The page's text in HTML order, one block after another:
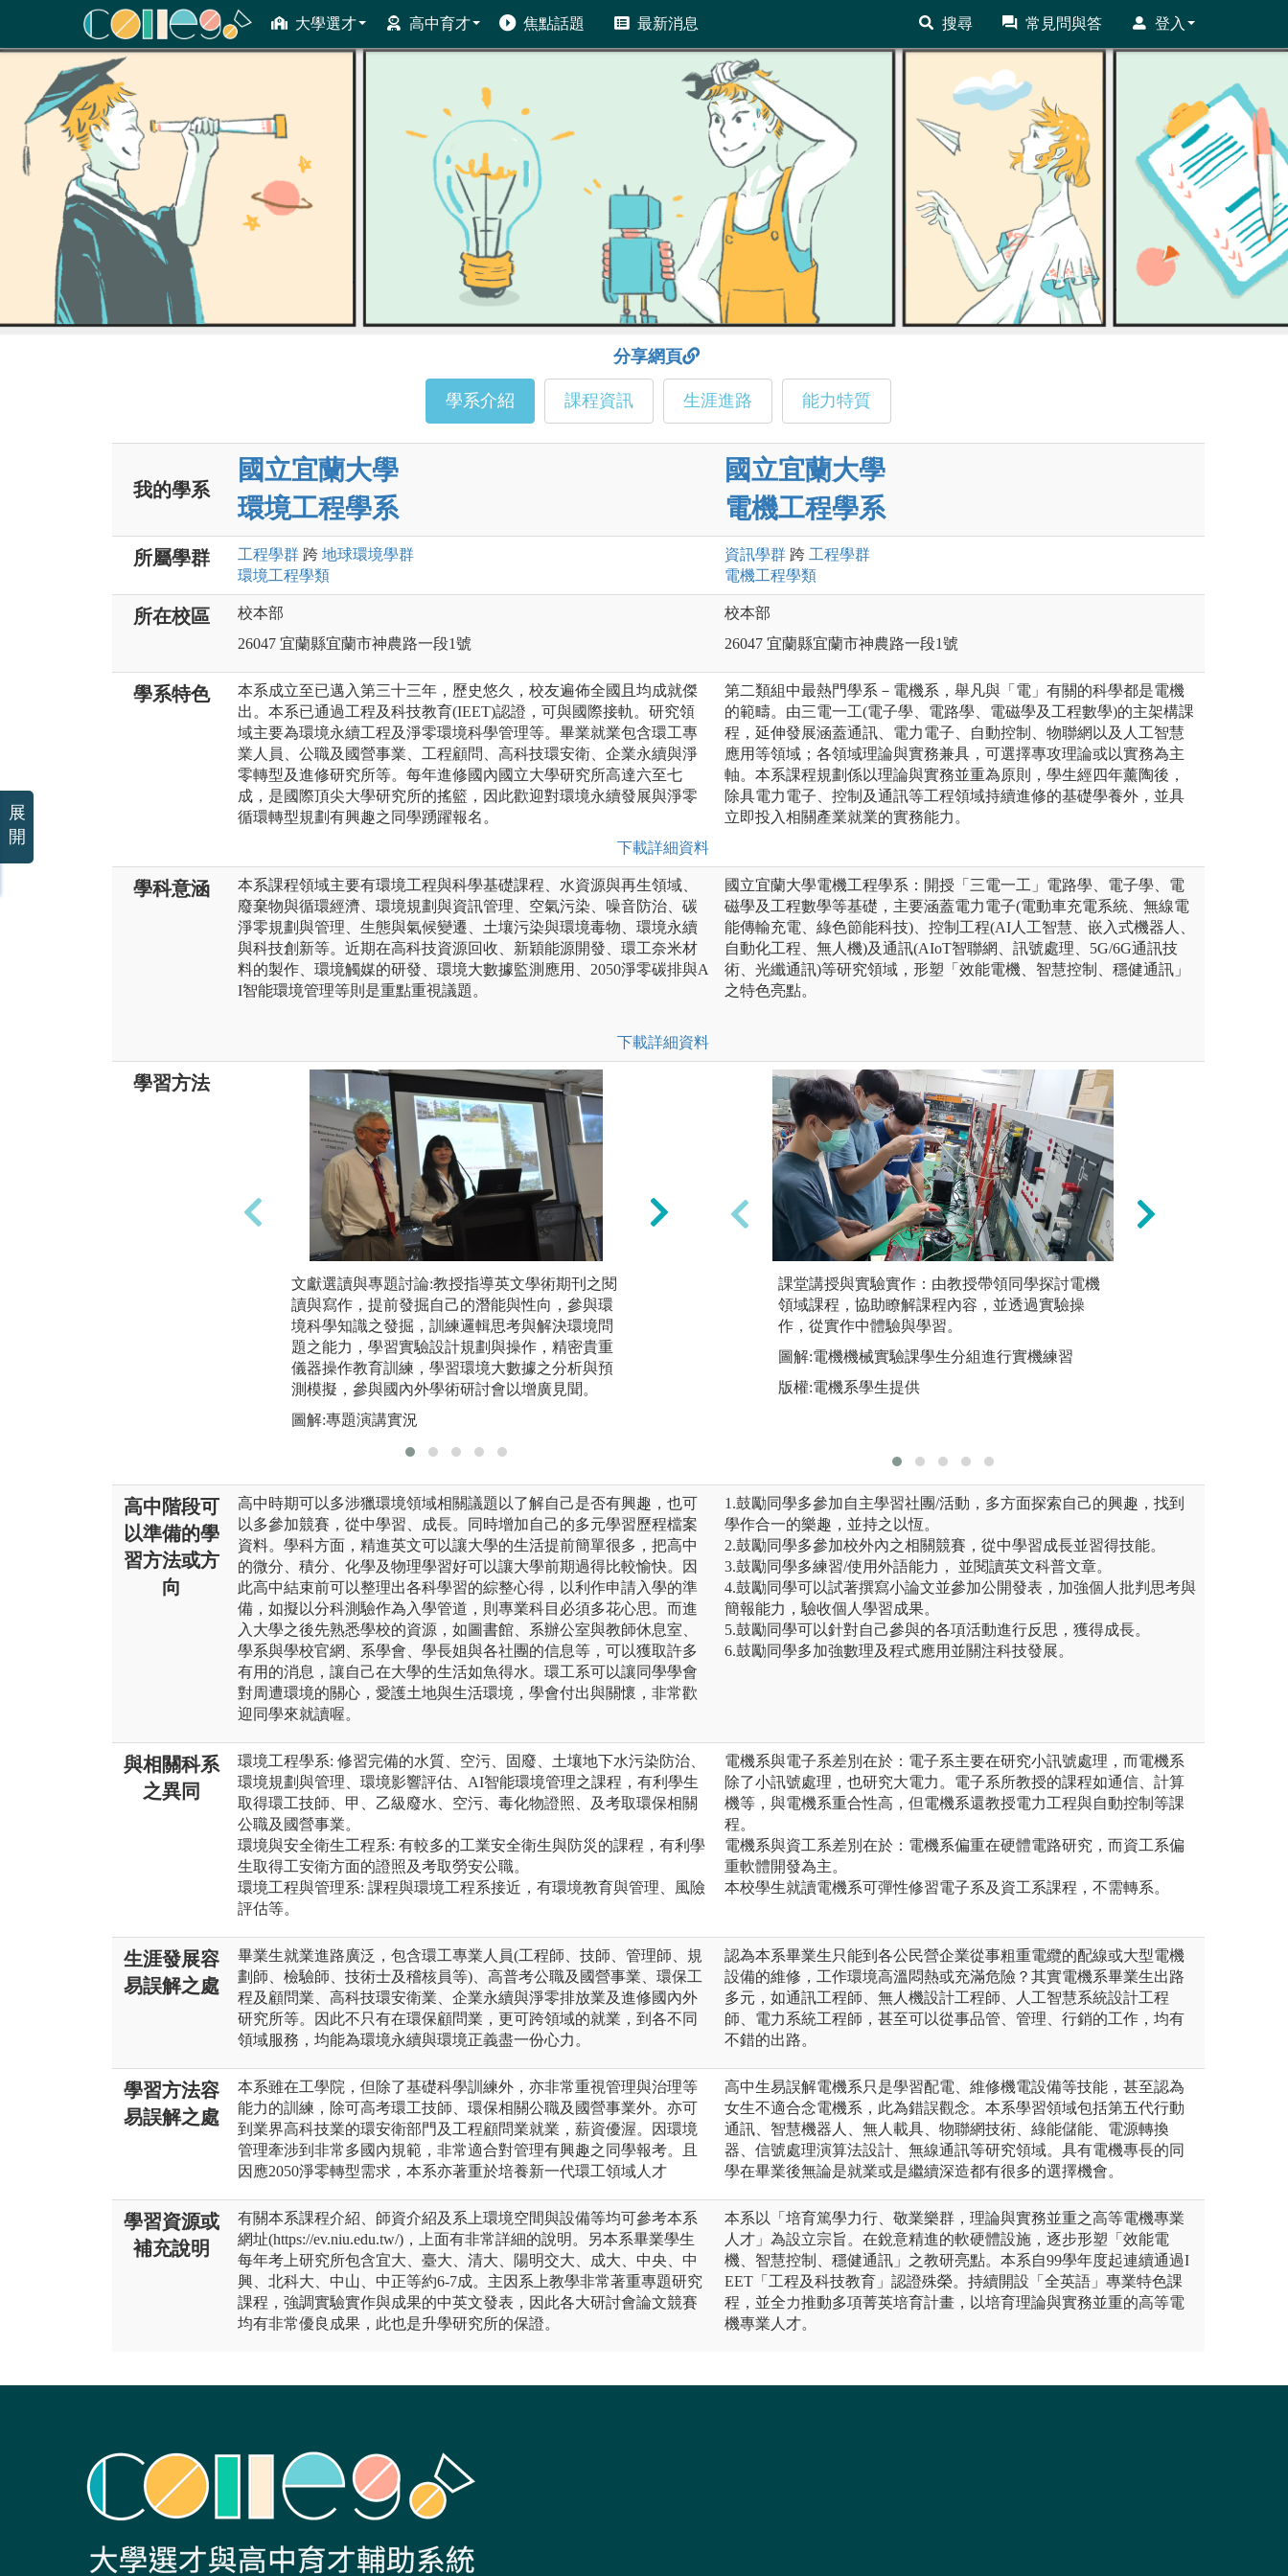
大學選才 高中育才 焦點話題 最新消息 搜尋 常見問與答 登入
ColleGo! 大學選才與高中育才輔助系統
分享網頁
學系介紹 課程資訊 生涯進路 能力特質
我的學系
國立宜蘭大學
環境工程學系
國立宜蘭大學
電機工程學系
所屬學群 工程學群 跨 地球環境學群
環境工程學類
資訊學群 跨 工程學群
電機工程學類
所在校區
校本部
26047 宜蘭縣宜蘭市神農路一段1號
校本部
26047 宜蘭縣宜蘭市神農路一段1號
學系特色
本系成立至已邁入第三十三年，歷史悠久，校友遍佈全國且均成就傑
出。本系已通過工程及科技教育(IEET)認證，可與國際接軌。研究領
域主要為環境永續工程及淨零環境科學管理等。畢業就業包含環工專
業人員、公職及國營事業、工程顧問、高科技環安衛、企業永續與淨
零轉型及進修研究所等。每年進修國內國立大學研究所高達六至七
成，是國際頂尖大學研究所的搖籃，因此歡迎對環境永續發展與淨零
循環轉型規劃有興趣之同學踴躍報名。
下載詳細資料
第二類組中最熱門學系－電機系，舉凡與「電」有關的科學都是電機
的範疇。由三電一工(電子學、電路學、電磁學及工程數學)的主架構課
程，延伸發展涵蓋通訊、電力電子、自動控制、物聯網以及人工智慧
應用等領域；各領域理論與實務兼具，可選擇專攻理論或以實務為主
軸。本系課程規劃係以理論與實務並重為原則，學生經四年薰陶後，
除具電力電子、控制及通訊等工程領域持續進修的基礎學養外，並具
立即投入相關產業就業的實務能力。
學科意涵
本系課程領域主要有環境工程與科學基礎課程、水資源與再生領域、
廢棄物與循環經濟、環境規劃與資訊管理、空氣污染、噪音防治、碳
淨零規劃與管理、生態與氣候變遷、土壤污染與環境毒物、環境永續
與科技創新等。近期在高科技資源回收、新穎能源開發、環工奈米材
料的製作、環境觸媒的研發、環境大數據監測應用、2050淨零碳排與A
I智能環境管理等則是重點重視議題。
下載詳細資料
國立宜蘭大學電機工程學系：開授「三電一工」電路學、電子學、電
磁學及工程數學等基礎，主要涵蓋電力電子(電動車充電系統、無線電
能傳輸充電、綠色節能科技)、控制工程(AI人工智慧、嵌入式機器人、
自動化工程、無人機)及通訊(AIoT智聯網、訊號處理、5G/6G通訊技
術、光纖通訊)等研究領域，形塑「效能電機、智慧控制、穩健通訊」
之特色亮點。
學習方法
文獻選讀與專題討論:教授指導英文學術期刊之閱
讀與寫作，提前發掘自己的潛能與性向，參與環
境科學知識之發掘，訓練邏輯思考與解決環境問
題之能力，學習實驗設計規劃與操作，精密貴重
儀器操作教育訓練，學習環境大數據之分析與預
測模擬，參與國內外學術研討會以增廣見聞。
圖解:專題演講實況
師徒制的專題研究，利用一對一討論，上台報
告，國內外競賽，多元學習的場域下學習閱讀、
邏輯思考、動手實作及培養解決環境問題的能
力，同時將成果於國內外發表。
圖解:成果發表
課堂講授與實驗實作：由教授帶領同學探討電機
領域課程，協助瞭解課程內容，並透過實驗操
作，從實作中體驗與學習。
圖解:電機機械實驗課學生分組進行實機練習
版權:電機系學生提供
高中階段可
以準備的學
習方法或方
向
高中時期可以多涉獵環境領域相關議題以了解自己是否有興趣，也可
以多參加競賽，從中學習、成長。同時增加自己的多元學習歷程檔案
資料。學科方面，精進英文可以讓大學的生活提前簡單很多，把高中
的微分、積分、化學及物理學習好可以讓大學前期過得比較愉快。因
此高中結束前可以整理出各科學習的綜整心得，以利作申請入學的準
備，如擬以分科測驗作為入學管道，則專業科目必須多花心思。而進
入大學之後先熟悉學校的資源，如圖書館、系辦公室與教師休息室、
學系與學校官網、系學會、學長姐與各社團的信息等，可以獲取許多
有用的消息，讓自己在大學的生活如魚得水。環工系可以讓同學學會
對周遭環境的關心，愛護土地與生活環境，學會付出與關懷，非常歡
迎同學來就讀喔。
1.鼓勵同學多參加自主學習社團/活動，多方面探索自己的興趣，找到
學作合一的樂趣，並持之以恆。
2.鼓勵同學多參加校外內之相關競賽，從中學習成長並習得技能。
3.鼓勵同學多練習/使用外語能力， 並閱讀英文科普文章。
4.鼓勵同學可以試著撰寫小論文並參加公開發表，加強個人批判思考與
簡報能力，驗收個人學習成果。
5.鼓勵同學可以針對自己參與的各項活動進行反思，獲得成長。
6.鼓勵同學多加強數理及程式應用並關注科技發展。
與相關科系
之異同
環境工程學系: 修習完備的水質、空污、固廢、土壤地下水污染防治、
環境規劃與管理、環境影響評估、AI智能環境管理之課程，有利學生
取得環工技師、甲、乙級廢水、空污、毒化物證照、及考取環保相關
公職及國營事業。
環境與安全衛生工程系: 有較多的工業安全衛生與防災的課程，有利學
生取得工安衛方面的證照及考取勞安公職。
環境工程與管理系: 課程與環境工程系接近，有環境教育與管理、風險
評估等。
電機系與電子系差別在於：電子系主要在研究小訊號處理，而電機系
除了小訊號處理，也研究大電力。電子系所教授的課程如通信、計算
機等，與電機系重合性高，但電機系還教授電力工程與自動控制等課
程。
電機系與資工系差別在於：電機系偏重在硬體電路研究，而資工系偏
重軟體開發為主。
本校學生就讀電機系可彈性修習電子系及資工系課程，不需轉系。
生涯發展容
易誤解之處
畢業生就業進路廣泛，包含環工專業人員(工程師、技師、管理師、規
劃師、檢驗師、技術士及稽核員等)、高普考公職及國營事業、環保工
程及顧問業、高科技環安衛業、企業永續與淨零排放業及進修國內外
研究所等。因此不只有在環保顧問業，更可跨領域的就業，到各不同
領域服務，均能為環境永續與環境正義盡一份心力。
認為本系畢業生只能到各公民營企業從事粗重電纜的配線或大型電機
設備的維修，工作環境高溫悶熱或充滿危險？其實電機系畢業生出路
多元，如通訊工程師、無人機設計工程師、人工智慧系統設計工程
師、電力系統工程師，甚至可以從事品管、管理、行銷的工作，均有
不錯的出路。
學習方法容
易誤解之處
本系雖在工學院，但除了基礎科學訓練外，亦非常重視管理與治理等
能力的訓練，除可高考環工技師、環保相關公職及國營事業外。亦可
到業界高科技業的環安衛部門及工程顧問業就業，薪資優渥。因環境
管理牽涉到非常多國內規範，非常適合對管理有興趣之同學報考。且
因應2050淨零轉型需求，本系亦著重於培養新一代環工領域人才
高中生易誤解電機系只是學習配電、維修機電設備等技能，甚至認為
女生不適合念電機系，此為錯誤觀念。本系學習領域包括第五代行動
通訊、智慧機器人、無人載具、物聯網技術、綠能儲能、電源轉換
器、信號處理演算法設計、無線通訊等研究領域。具有電機專長的同
學在畢業後無論是就業或是繼續深造都有很多的選擇機會。
學習資源或
補充說明
有關本系課程介紹、師資介紹及系上環境空間與設備等均可參考本系
網址(https://ev.niu.edu.tw/)，上面有非常詳細的說明。另本系畢業學生
每年考上研究所包含宜大、臺大、清大、陽明交大、成大、中央、中
興、北科大、中山、中正等約6-7成。主因系上教學非常著重專題研究
課程，強調實驗實作與成果的中英文發表，因此各大研討會論文競賽
均有非常優良成果，此也是升學研究所的保證。
本系以「培育篤學力行、敬業樂群，理論與實務並重之高等電機專業
人才」為設立宗旨。在銳意精進的軟硬體設施，逐步形塑「效能電
機、智慧控制、穩健通訊」之教研亮點。本系自99學年度起連續通過I
EET「工程及科技教育」認證殊榮。持續開設「全英語」專業特色課
程，並全力推動多項菁英培育計畫，以培育理論與實務並重的高等電
機專業人才。
展
開